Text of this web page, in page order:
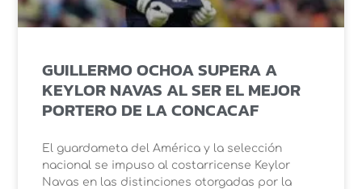
GUILLERMO OCHOA SUPERA A
KEYLOR NAVAS AL SER EL MEJOR
PORTERO DE LA CONCACAF
El guardameta del América y la selección
nacional se impuso al costarricense Keylor
Navas en las distinciones otorgadas por la